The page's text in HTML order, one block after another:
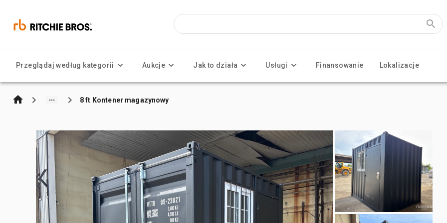
Przeglądaj według kategorii Aukcje Jak to działa Usługi Finansowanie Lokalizacje
8 ft Kontener magazynowy